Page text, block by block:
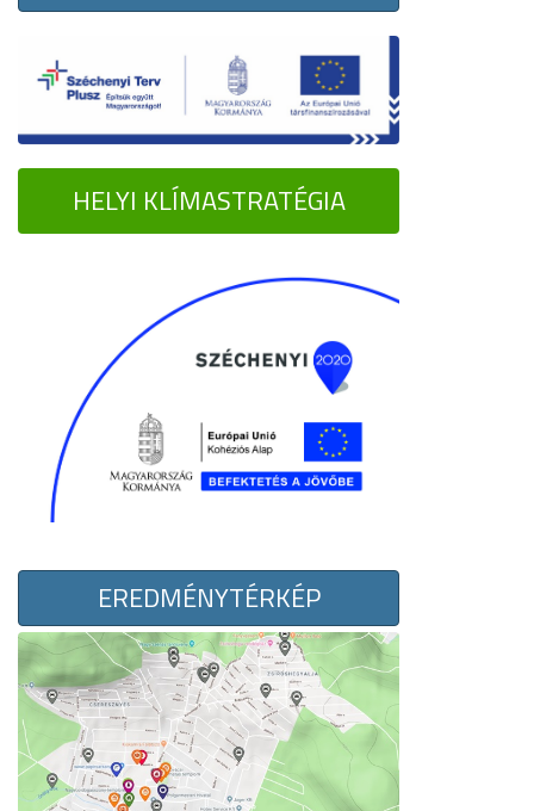
HELYI KLÍMASTRATÉGIA
EREDMÉNYTÉRKÉP